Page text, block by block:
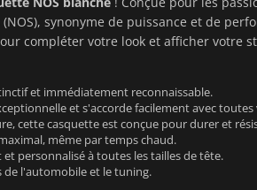
synonyme de puissance et de
compléter votre look et afficher votre
et immédiatement reconnaissable.
et s'accorde facilement avec toutes
cette casquette est conçue pour durer et
même par temps chaud.
personnalisé à toutes les tailles de tête.
de l'automobile et le tuning.